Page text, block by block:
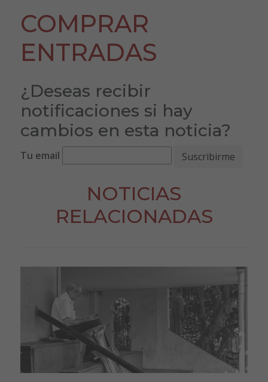
COMPRAR
ENTRADAS
¿Deseas recibir
notificaciones si hay
cambios en esta noticia?
Tu email
NOTICIAS
RELACIONADAS